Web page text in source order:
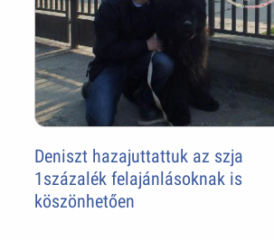
Deniszt hazajuttattuk az szja
1százalék felajánlásoknak is
köszönhetően